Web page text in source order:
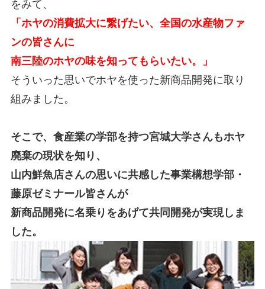
をみて、
「ホヤの消費拡大に繋げたい、全国の水産物ファ
ンの皆さんに
南三陸のホヤの味を知ってもらいたい。」
そういった思いでホヤを使った新商品開発に取り
組みました。
そこで、食産業の学部を持つ宮城大学さんもホヤ
廃棄の現状を知り、
山内鮮魚店さんの思いに共感した事業構想学部・
藤原ゼミナール皆さんが
新商品開発に名乗りをあげて共同開発が実現しま
した。